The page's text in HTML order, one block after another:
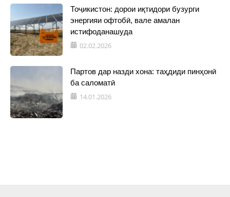
Тоҷикистон: дорои иқтидори бузурги
энергияи офтобӣ, вале амалан
истифоданашуда
02.02.2026
Партов дар назди хона: таҳдиди пинҳонӣ
ба саломатӣ
14.01.2026